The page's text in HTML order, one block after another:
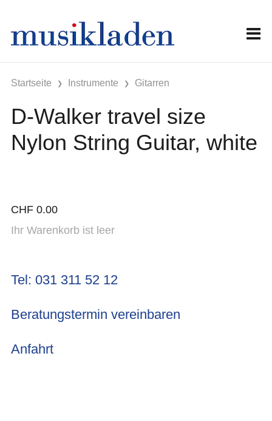
Startseite Instrumente Gitarren
D-Walker travel size
Nylon String Guitar, white
CHF 0.00
Ihr Warenkorb ist leer
Tel: 031 311 52 12
Beratungstermin vereinbaren
Anfahrt